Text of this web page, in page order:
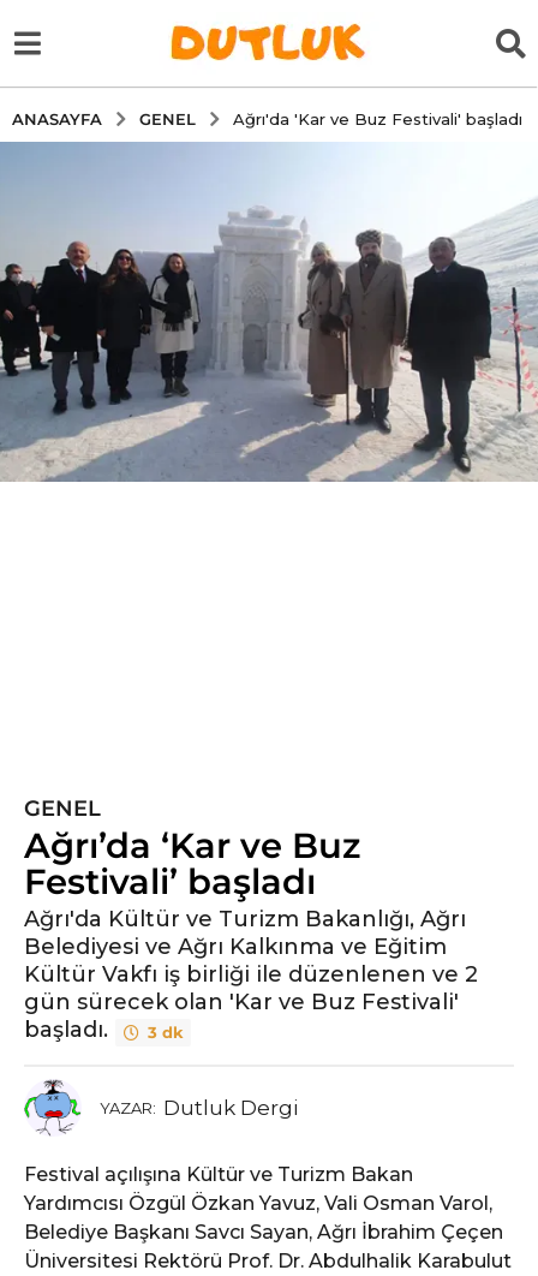
ANASAYFA GENEL Ağrı'da 'Kar ve Buz Festivali' başladı
ı
l
ö
n
c
e
GENEL
Ağrı’da ‘Kar ve Buz
Festivali’ başladı
Ağrı'da Kültür ve Turizm Bakanlığı, Ağrı
Belediyesi ve Ağrı Kalkınma ve Eğitim
Kültür Vakfı iş birliği ile düzenlenen ve 2
gün sürecek olan 'Kar ve Buz Festivali'
başladı.
3 dk
YAZAR: Dutluk Dergi
Festival açılışına Kültür ve Turizm Bakan
Yardımcısı Özgül Özkan Yavuz, Vali Osman Varol,
Belediye Başkanı Savcı Sayan, Ağrı İbrahim Çeçen
Üniversitesi Rektörü Prof. Dr. Abdulhalik Karabulut